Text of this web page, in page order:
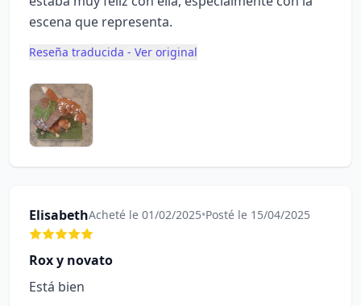
escena que representa.
Reseña traducida - Ver original
ElisabethAcheté le 01/02/2025•Posté le 15/04/2025
Rox y novato
Está bien